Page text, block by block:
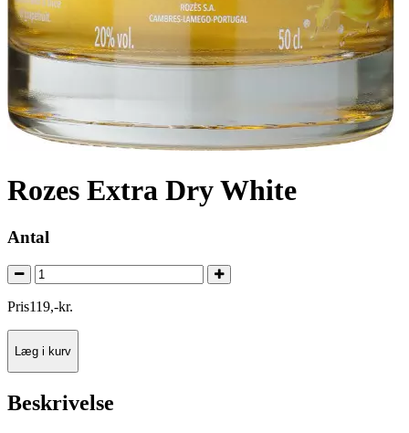
Rozes Extra Dry White
Antal
Pris119,-kr.
Læg i kurv
Beskrivelse